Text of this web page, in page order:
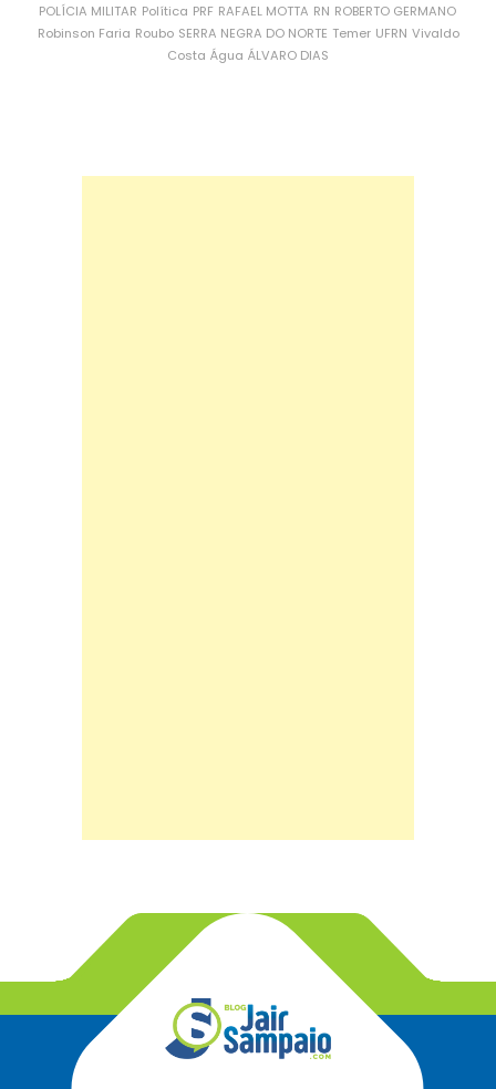
POLÍCIA MILITAR Política PRF RAFAEL MOTTA RN ROBERTO GERMANO
Robinson Faria Roubo SERRA NEGRA DO NORTE Temer UFRN Vivaldo
Costa Água ÁLVARO DIAS